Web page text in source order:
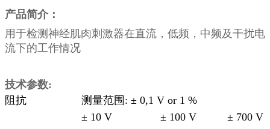
产品简介：
用于检测神经肌肉刺激器在直流，低频，中频及干扰电
流下的工作情况
技术参数:
阻抗
测量范围: ± 0,1 V or 1 %
± 10 V
± 100 V
± 700 V